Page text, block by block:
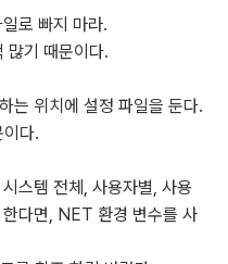
로 빠지 마라.
많기 때문이다.
는 위치에 설정 파일을 둔다.
다.
스템 전체, 사용자별, 사용
다면, NET 환경 변수를 사